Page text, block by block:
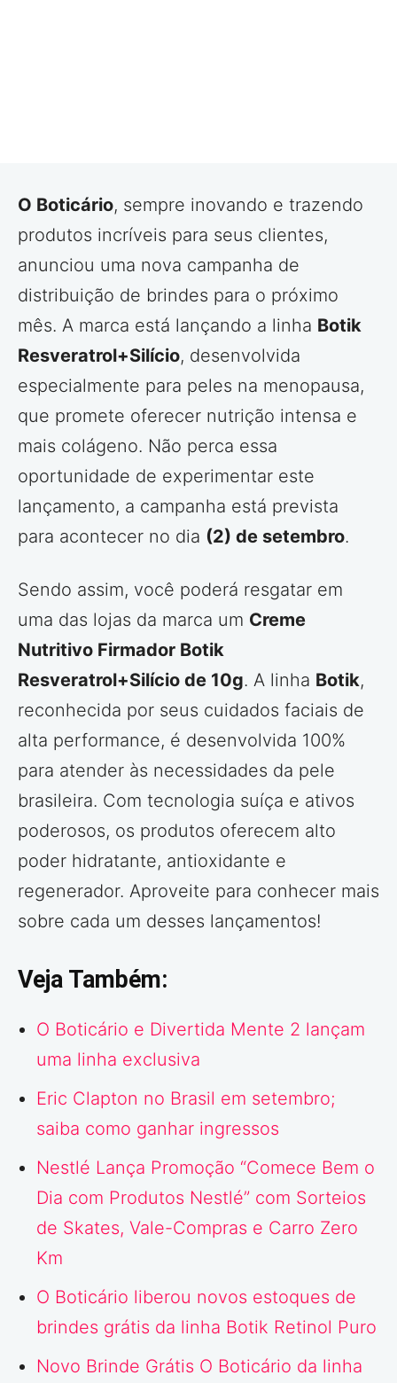
O Boticário, sempre inovando e trazendo
produtos incríveis para seus clientes,
anunciou uma nova campanha de
distribuição de brindes para o próximo
mês. A marca está lançando a linha Botik
Resveratrol+Silício, desenvolvida
especialmente para peles na menopausa,
que promete oferecer nutrição intensa e
mais colágeno. Não perca essa
oportunidade de experimentar este
lançamento, a campanha está prevista
para acontecer no dia (2) de setembro.
Sendo assim, você poderá resgatar em
uma das lojas da marca um Creme
Nutritivo Firmador Botik
Resveratrol+Silício de 10g. A linha Botik,
reconhecida por seus cuidados faciais de
alta performance, é desenvolvida 100%
para atender às necessidades da pele
brasileira. Com tecnologia suíça e ativos
poderosos, os produtos oferecem alto
poder hidratante, antioxidante e
regenerador. Aproveite para conhecer mais
sobre cada um desses lançamentos!
Veja Também:
O Boticário e Divertida Mente 2 lançam
uma linha exclusiva
Eric Clapton no Brasil em setembro;
saiba como ganhar ingressos
Nestlé Lança Promoção “Comece Bem o
Dia com Produtos Nestlé” com Sorteios
de Skates, Vale-Compras e Carro Zero
Km
O Boticário liberou novos estoques de
brindes grátis da linha Botik Retinol Puro
Novo Brinde Grátis O Boticário da linha